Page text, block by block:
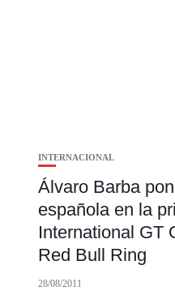
INTERNACIONAL
Álvaro Barba
española en la
International GT
Red Bull Ring
28/08/2011